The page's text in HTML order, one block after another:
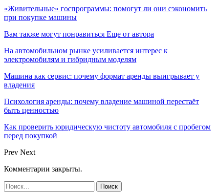
«Живительные» госпрограммы: помогут ли они сэкономить
при покупке машины
Вам также могут понравиться Еще от автора
На автомобильном рынке усиливается интерес к
электромобилям и гибридным моделям
Машина как сервис: почему формат аренды выигрывает у
владения
Психология аренды: почему владение машиной перестаёт
быть ценностью
Как проверить юридическую чистоту автомобиля с пробегом
перед покупкой
Prev Next
Комментарии закрыты.